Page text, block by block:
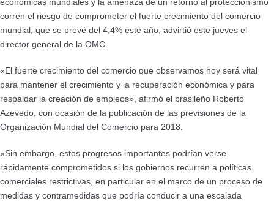
corren el riesgo de comprometer el fuerte crecimiento del comercio
mundial, que se prevé del 4,4% este año, advirtió este jueves el
director general de la OMC.
«El fuerte crecimiento del comercio que observamos hoy será vital
para mantener el crecimiento y la recuperación económica y para
respaldar la creación de empleos», afirmó el brasileño Roberto
Azevedo, con ocasión de la publicación de las previsiones de la
Organización Mundial del Comercio para 2018.
«Sin embargo, estos progresos importantes podrían verse
rápidamente comprometidos si los gobiernos recurren a políticas
comerciales restrictivas, en particular en el marco de un proceso de
medidas y contramedidas que podría conducir a una escalada